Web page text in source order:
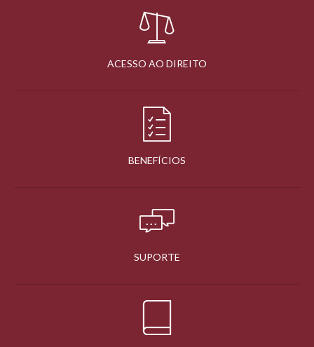
ACESSO AO DIREITO
BENEFÍCIOS
SUPORTE